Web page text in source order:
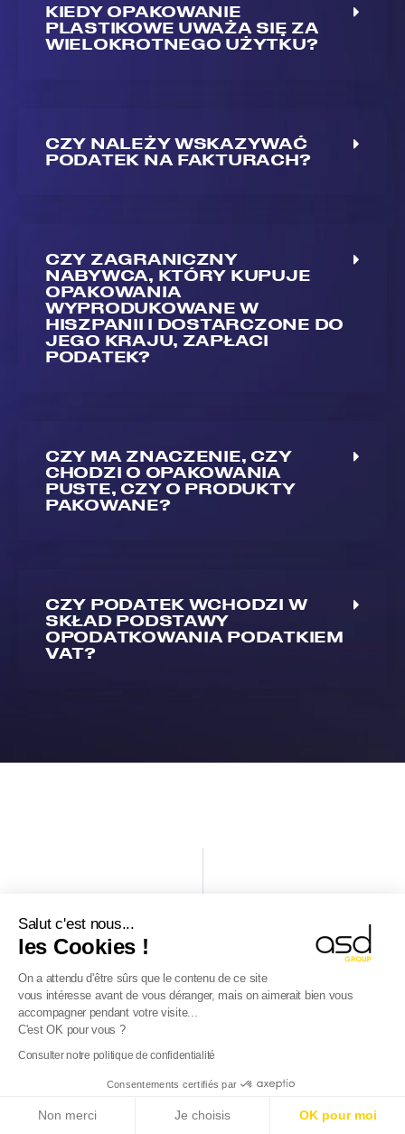
Salut c'est nous...
les Cookies !
On a attendu d'être sûrs que le contenu de ce site
vous intéresse avant de vous déranger, mais on aimerait bien vous
accompagner pendant votre visite...
C'est OK pour vous ?
Consulter notre politique de confidentialité
Consentements certifiés par
Non merci Je choisis OK pour moi
KIEDY OPAKOWANIE
PLASTIKOWE UWAŻA SIĘ ZA
WIELOKROTNEGO UŻYTKU?
CZY NALEŻY WSKAZYWAĆ
PODATEK NA FAKTURACH?
CZY ZAGRANICZNY
NABYWCA, KTÓRY KUPUJE
OPAKOWANIA
WYPRODUKOWANE W
HISZPANII I DOSTARCZONE DO
JEGO KRAJU, ZAPŁACI
PODATEK?
CZY MA ZNACZENIE, CZY
CHODZI O OPAKOWANIA
PUSTE, CZY O PRODUKTY
PAKOWANE?
CZY PODATEK WCHODZI W
SKŁAD PODSTAWY
OPODATKOWANIA PODATKIEM
VAT?
USŁUGI POWIĄZANE ASD
GROUP
Udostępniamy również Państwu naszą
ekspertyzę w zakresie następujących usług:
firmy, przygotujcie się!
Dowiedz się więcej